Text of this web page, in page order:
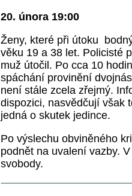
20. února 19:00
Ženy, které při útoku
věku 19 a 38 let. Policisté
muž útočil. Po cca 10
spáchání provinění
není stále zcela zřejmý.
dispozici, nasvědčují však
jedná o skutek jedince.
Po výslechu obviněného
podnět na uvalení vazby.
svobody.